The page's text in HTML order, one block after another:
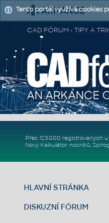
CAD FÓRUM - TIPY A
Přes 123.000 registrovaných
Nový Kalkulátor nosníků,
HLAVNÍ STRÁNKA
DISKUZNÍ FÓRUM
Tento portál využívá cookies